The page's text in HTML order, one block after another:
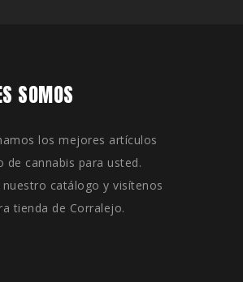
SOMOS
los mejores artículos
de cannabis para usted.
nuestro catálogo y visítenos
tienda de Corralejo.